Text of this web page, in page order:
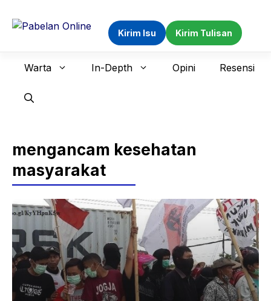
Kirim Isu Kirim Tulisan
Warta In-Depth Opini Resensi
mengancam kesehatan
masyarakat